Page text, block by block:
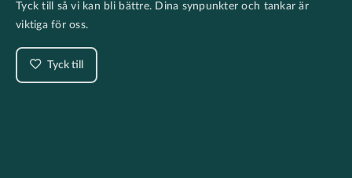
Tyck till så vi kan bli bättre. Dina synpunkter och tankar är
viktiga för oss.
Tyck till